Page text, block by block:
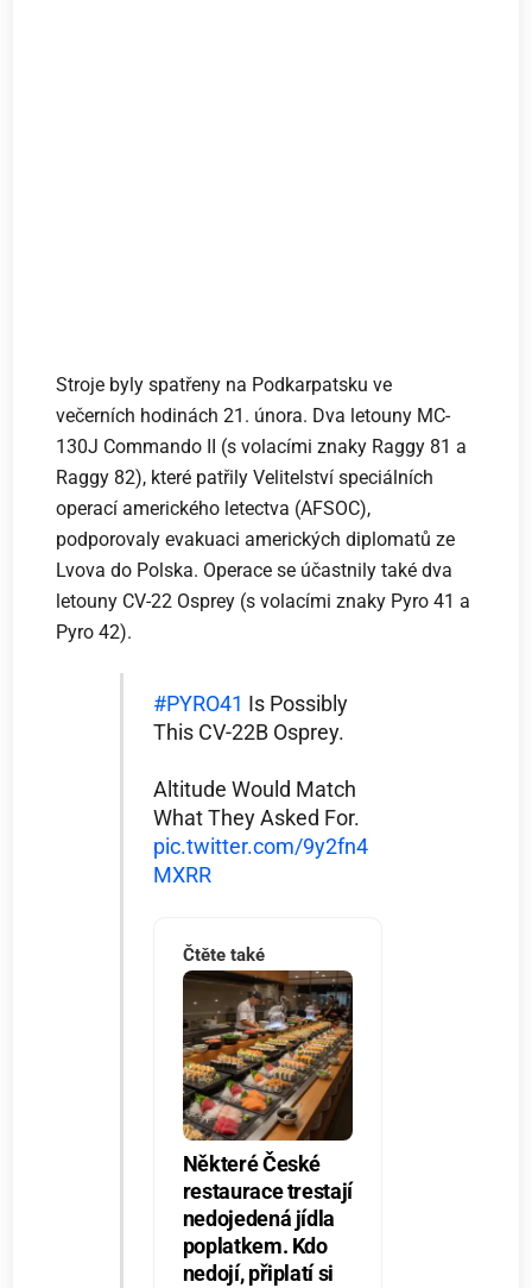
Stroje byly spatřeny na Podkarpatsku ve
večerních hodinách 21. února. Dva letouny MC-
130J Commando II (s volacími znaky Raggy 81 a
Raggy 82), které patřily Velitelství speciálních
operací amerického letectva (AFSOC),
podporovaly evakuaci amerických diplomatů ze
Lvova do Polska. Operace se účastnily také dva
letouny CV-22 Osprey (s volacími znaky Pyro 41 a
Pyro 42).
#PYRO41 Is Possibly
This CV-22B Osprey.
Altitude Would Match
What They Asked For.
pic.twitter.com/9y2fn4
MXRR
Čtěte také
Některé České
restaurace trestají
nedojedená jídla
poplatkem. Kdo
nedojí, připlatí si